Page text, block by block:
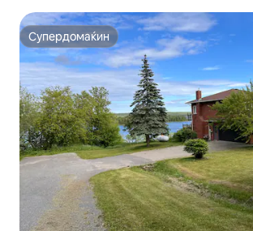
Супердомаќин
Супердомаќин